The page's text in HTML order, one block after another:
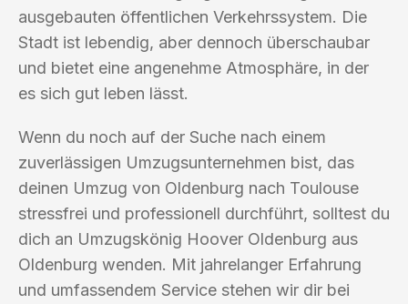
ausgebauten öffentlichen Verkehrssystem. Die
Stadt ist lebendig, aber dennoch überschaubar
und bietet eine angenehme Atmosphäre, in der
es sich gut leben lässt.
Wenn du noch auf der Suche nach einem
zuverlässigen Umzugsunternehmen bist, das
deinen Umzug von Oldenburg nach Toulouse
stressfrei und professionell durchführt, solltest du
dich an Umzugskönig Hoover Oldenburg aus
Oldenburg wenden. Mit jahrelanger Erfahrung
und umfassendem Service stehen wir dir bei